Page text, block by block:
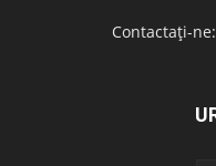
Contactați-ne: